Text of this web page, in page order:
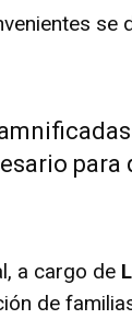
a cargo de
de